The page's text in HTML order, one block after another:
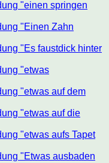
"einen springen
"Einen Zahn
"Es faustdick hinter
"etwas
"etwas auf dem
"etwas auf die
"etwas aufs Tapet
"Etwas ausbaden